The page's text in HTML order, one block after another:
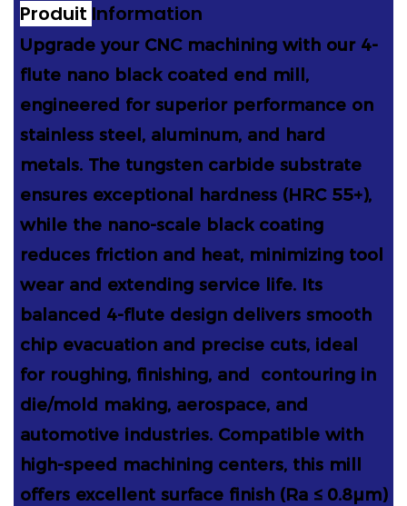
Produit Information
Upgrade your CNC machining with our 4-
flute nano black coated end mill,
engineered for superior performance on
stainless steel, aluminum, and hard
metals. The tungsten carbide substrate
ensures exceptional hardness (HRC 55+),
while the nano-scale black coating
reduces friction and heat, minimizing tool
wear and extending service life. Its
balanced 4-flute design delivers smooth
chip evacuation and precise cuts, ideal
for roughing, finishing, and
contouring in
die/mold making, aerospace, and
automotive industries. Compatible with
high-speed machining centers, this mill
offers excellent surface finish (Ra ≤ 0.8μm)